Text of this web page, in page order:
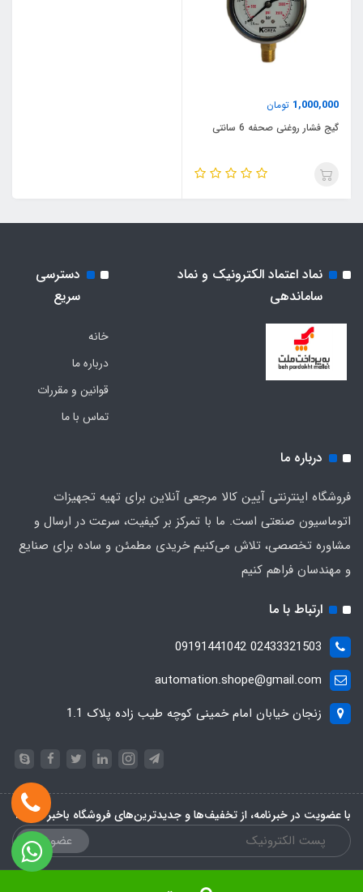
1,000,000 تومان
گیج فشار روغنی صحفه 6 سانتی
نماد اعتماد الکترونیک و نماد
ساماندهی
دسترسی
سریع
خانه
درباره ما
قوانین و مقررات
تماس با ما
درباره ما
فروشگاه اینترنتی آیین کالا مرجعی آنلاین برای تهیه تجهیزات
اتوماسیون صنعتی است. ما با تمرکز بر کیفیت، سرعت در ارسال و
مشاوره تخصصی، تلاش می‌کنیم خریدی مطمئن و ساده برای صنایع
و مهندسان فراهم کنیم
ارتباط با ما
02433321503 09191441042
automation.shope@gmail.com
زنجان خیابان امام خمینی کوچه طیب زاده پلاک 1.1
با عضویت در خبرنامه، از تخفیف‌ها و جدیدترین‌های فروشگاه باخبر شوید:
عضویت